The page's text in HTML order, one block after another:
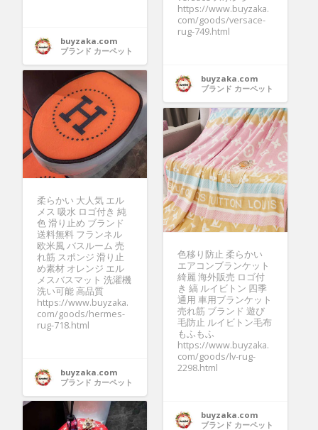
buyzaka.com
ブランド カーペット
https://www.buyzaka.
com/goods/versace-
rug-749.html
buyzaka.com
ブランド カーペット
柔らかい 大人気 エル
メス 吸水 ロゴ付き 純
色 滑り止め ブランド
送料無料 フランネル
欧米風 バスルーム 売
れ筋 スポンジ 滑り止
め素材 オレンジ エル
メスバスマット 洗濯機
洗い可能 高品質
https://www.buyzaka.
com/goods/hermes-
rug-718.html
buyzaka.com
ブランド カーペット
色移り防止 柔らかい
エアコンブランケット
綺麗 海外販売 ロゴ付
き 縞 ルイビトン 四季
通用 車用ブランケット
売れ筋 ブランド 遊び
毛防止 ルイビトン毛布
もふもふ
https://www.buyzaka.
com/goods/lv-rug-
2298.html
buyzaka.com
ブランド カーペット